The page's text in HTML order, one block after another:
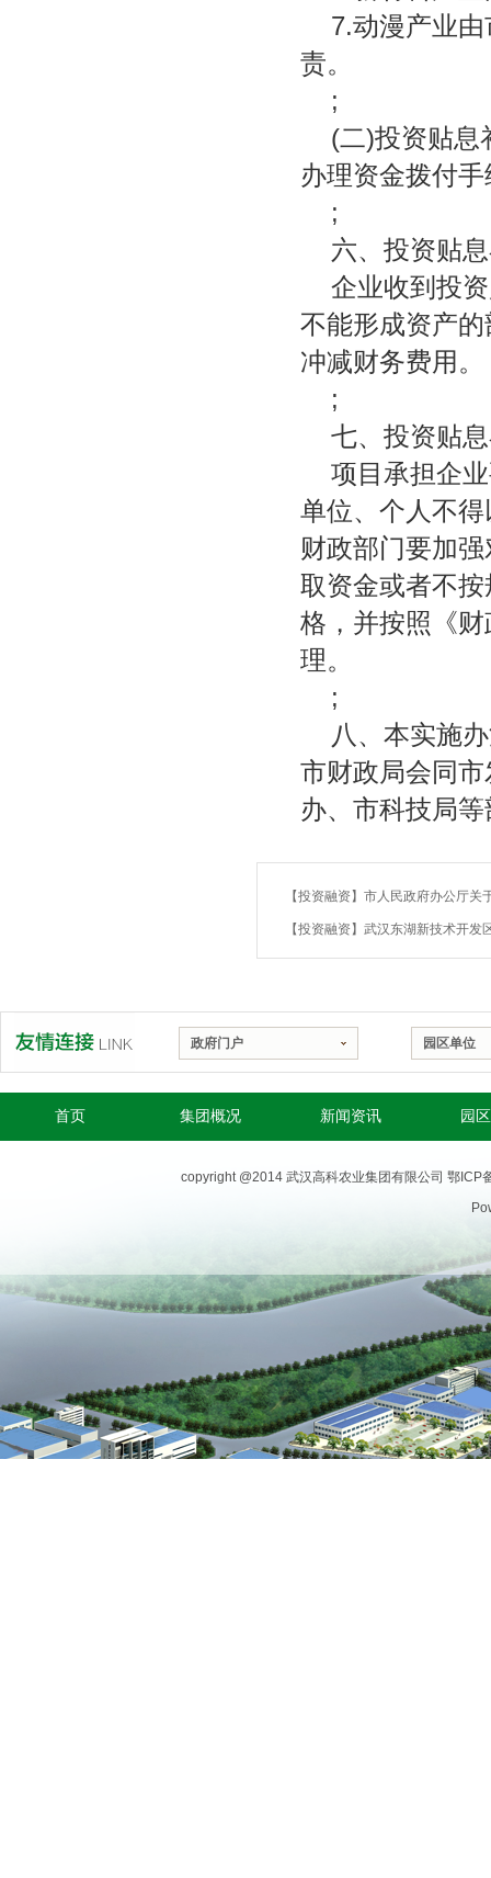
7.动漫产业
责。
;
(二)投资贴息
办理资金拨付手
;
六、投资贴
企业收到投
不能形成资产
冲减财务费用。
;
七、投资贴
项目承担企
单位、个人不
财政部门要加
取资金或者不
格，并按照《
理。
;
八、本实施
市财政局会同
办、市科技局
【投资融资】武汉东湖新技术开
政府门户 园区单位
首页 集团概况 新闻资讯 园
copyright @2014 武汉高科农业集团有限公司 鄂ICP